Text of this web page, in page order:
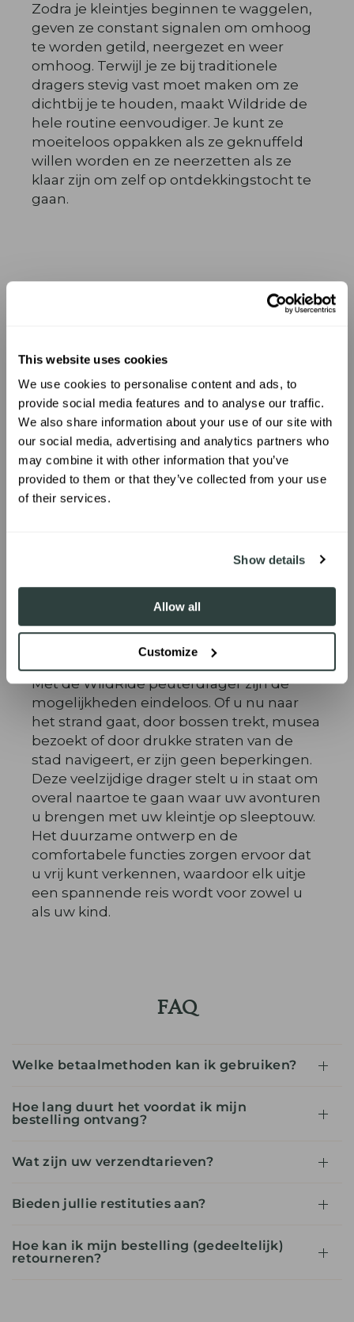
This website uses cookies
We use cookies to personalise content and ads, to
provide social media features and to analyse our traffic.
We also share information about your use of our site with
our social media, advertising and analytics partners who
may combine it with other information that you’ve
provided to them or that they’ve collected from your use
of their services.
Show details
Allow all
Customize
Zodra je kleintjes beginnen te waggelen,
geven ze constant signalen om omhoog
te worden getild, neergezet en weer
omhoog. Terwijl je ze bij traditionele
dragers stevig vast moet maken om ze
dichtbij je te houden, maakt Wildride de
hele routine eenvoudiger. Je kunt ze
moeiteloos oppakken als ze geknuffeld
willen worden en ze neerzetten als ze
klaar zijn om zelf op ontdekkingstocht te
gaan.
Geen beperkingen
Met de WildRide peuterdrager zijn de
mogelijkheden eindeloos. Of u nu naar
het strand gaat, door bossen trekt, musea
bezoekt of door drukke straten van de
stad navigeert, er zijn geen beperkingen.
Deze veelzijdige drager stelt u in staat om
overal naartoe te gaan waar uw avonturen
u brengen met uw kleintje op sleeptouw.
Het duurzame ontwerp en de
comfortabele functies zorgen ervoor dat
u vrij kunt verkennen, waardoor elk uitje
een spannende reis wordt voor zowel u
als uw kind.
FAQ
Welke betaalmethoden kan ik gebruiken?
Hoe lang duurt het voordat ik mijn
bestelling ontvang?
Wat zijn uw verzendtarieven?
Bieden jullie restituties aan?
Hoe kan ik mijn bestelling (gedeeltelijk)
retourneren?
UNLOCK 10% OFF
Sign up to receive 10% off your first
order.